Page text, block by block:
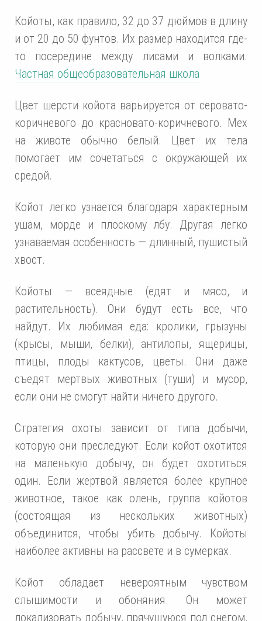
Койоты, как правило, 32 до 37 дюймов в длину
и от 20 до 50 фунтов. Их размер находится где-
то посередине между лисами и волками.
Частная общеобразовательная школа
Цвет шерсти койота варьируется от серовато-
коричневого до красновато-коричневого. Мех
на животе обычно белый. Цвет их тела
помогает им сочетаться с окружающей их
средой.
Койот легко узнается благодаря характерным
ушам, морде и плоскому лбу. Другая легко
узнаваемая особенность — длинный, пушистый
хвост.
Койоты — всеядные (едят и мясо, и
растительность). Они будут есть все, что
найдут. Их любимая еда: кролики, грызуны
(крысы, мыши, белки), антилопы, ящерицы,
птицы, плоды кактусов, цветы. Они даже
съедят мертвых животных (туши) и мусор,
если они не смогут найти ничего другого.
Стратегия охоты зависит от типа добычи,
которую они преследуют. Если койот охотится
на маленькую добычу, он будет охотиться
один. Если жертвой является более крупное
животное, такое как олень, группа койотов
(состоящая из нескольких животных)
объединится, чтобы убить добычу. Койоты
наиболее активны на рассвете и в сумерках.
Койот обладает невероятным чувством
слышимости и обоняния. Он может
локализовать добычу, прячущуюся под снегом,